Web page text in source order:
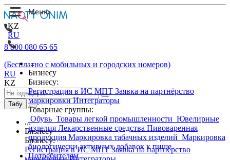
KZ
RU
...
Бизнесу
Бизнесу:
Регистрация в ИС МПТ Заявка на партнёрство
маркировкиИнтеграторы
Товарные группы:
Обувь Товары легкой промышленности Ювелирные
изделия Лекарственные средства Пивоваренная
продукция Маркировка табачных изделий Маркировка
биологически активных добавок к пище
Потребителям
8 800 080 65 65
(Бесплатно с мобильных и городских номеров)
RU
KZ
Табу
...
Бизнесу
Бизнесу:
Регистрация в ИС МПТЗаявка на партнёрство